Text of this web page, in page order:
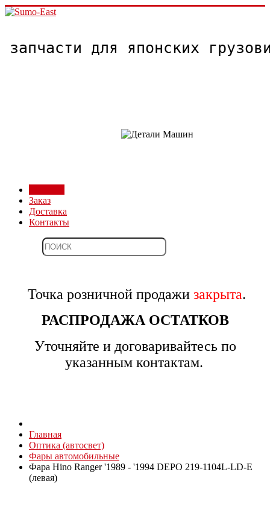
запчасти для японских
Заказ
Доставка
Контакты
Точка розничной продажи закрыта.
РАСПРОДАЖА ОСТАТКОВ
Уточняйте и договаривайтесь по
указанным контактам.
Главная
Оптика (автосвет)
Фары автомобильные
Фара Hino Ranger '1989 - '1994 DEPO 219-1104L-LD-E
(левая)